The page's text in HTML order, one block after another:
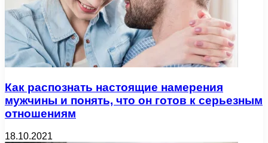
Как распознать настоящие намерения
мужчины и понять, что он готов к серьезным
отношениям
18.10.2021